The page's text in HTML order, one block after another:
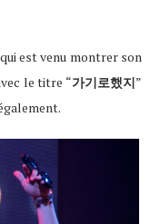
qui est venu montrer son
le titre “가기로했지”